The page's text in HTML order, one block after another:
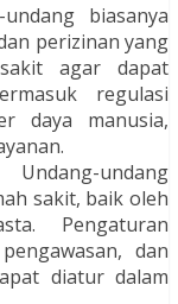
biasanya
perizinan yang
agar dapat
regulasi
daya manusia,
Undang-undang
sakit, baik oleh
Pengaturan
dan
diatur dalam